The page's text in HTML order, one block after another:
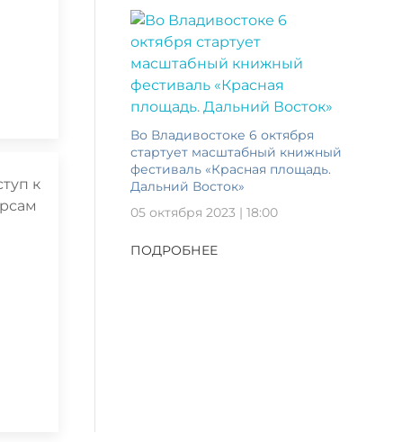
Во Владивостоке 6 октября
стартует масштабный книжный
фестиваль «Красная площадь.
Дальний Восток»
05 октября 2023 | 18:00
ПОДРОБНЕЕ